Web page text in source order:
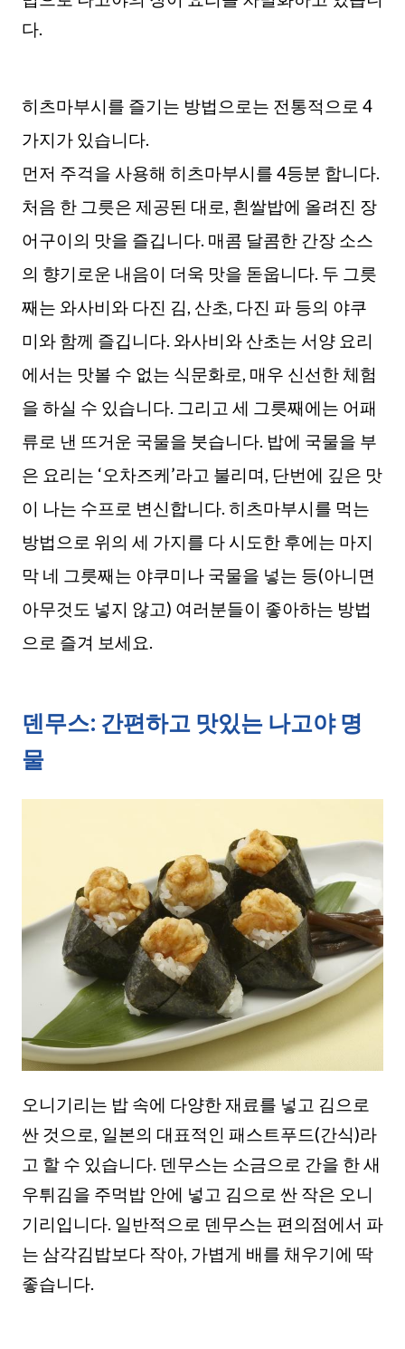
다.
히츠마부시를 즐기는 방법으로는 전통적으로 4
가지가 있습니다.
먼저 주걱을 사용해 히츠마부시를 4등분 합니다.
처음 한 그릇은 제공된 대로, 흰쌀밥에 올려진 장
어구이의 맛을 즐깁니다. 매콤 달콤한 간장 소스
의 향기로운 내음이 더욱 맛을 돋웁니다. 두 그릇
째는 와사비와 다진 김, 산초, 다진 파 등의 야쿠
미와 함께 즐깁니다. 와사비와 산초는 서양 요리
에서는 맛볼 수 없는 식문화로, 매우 신선한 체험
을 하실 수 있습니다. 그리고 세 그릇째에는 어패
류로 낸 뜨거운 국물을 붓습니다. 밥에 국물을 부
은 요리는 ‘오차즈케’라고 불리며, 단번에 깊은 맛
이 나는 수프로 변신합니다. 히츠마부시를 먹는
방법으로 위의 세 가지를 다 시도한 후에는 마지
막 네 그릇째는 야쿠미나 국물을 넣는 등(아니면
아무것도 넣지 않고) 여러분들이 좋아하는 방법
으로 즐겨 보세요.
덴무스: 간편하고 맛있는 나고야 명
물
오니기리는 밥 속에 다양한 재료를 넣고 김으로
싼 것으로, 일본의 대표적인 패스트푸드(간식)라
고 할 수 있습니다. 덴무스는 소금으로 간을 한 새
우튀김을 주먹밥 안에 넣고 김으로 싼 작은 오니
기리입니다. 일반적으로 덴무스는 편의점에서 파
는 삼각김밥보다 작아, 가볍게 배를 채우기에 딱
좋습니다.